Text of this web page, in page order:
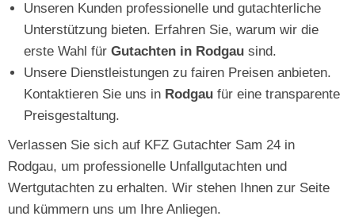
Unseren Kunden professionelle und gutachterliche
Unterstützung bieten. Erfahren Sie, warum wir die
erste Wahl für Gutachten in Rodgau sind.
Unsere Dienstleistungen zu fairen Preisen anbieten.
Kontaktieren Sie uns in Rodgau für eine transparente
Preisgestaltung.
Verlassen Sie sich auf KFZ Gutachter Sam 24 in
Rodgau, um professionelle Unfallgutachten und
Wertgutachten zu erhalten. Wir stehen Ihnen zur Seite
und kümmern uns um Ihre Anliegen.